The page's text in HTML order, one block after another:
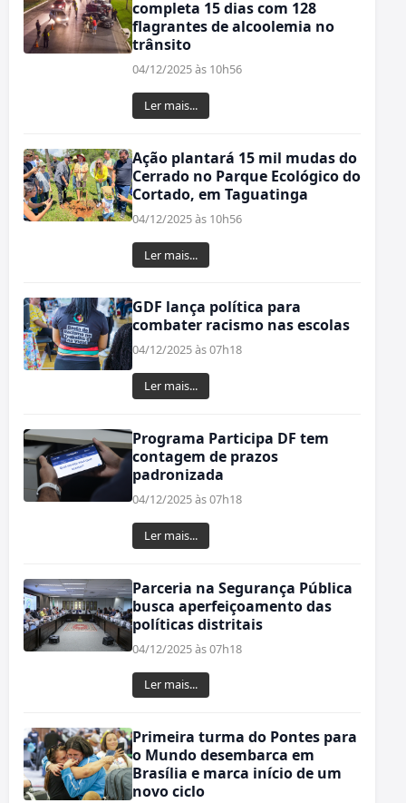
completa 15 dias com 128
flagrantes de alcoolemia no
trânsito
04/12/2025 às 10h56
Ler mais...
Ação plantará 15 mil mudas do
Cerrado no Parque Ecológico do
Cortado, em Taguatinga
04/12/2025 às 10h56
Ler mais...
GDF lança política para
combater racismo nas escolas
04/12/2025 às 07h18
Ler mais...
Programa Participa DF tem
contagem de prazos
padronizada
04/12/2025 às 07h18
Ler mais...
Parceria na Segurança Pública
busca aperfeiçoamento das
políticas distritais
04/12/2025 às 07h18
Ler mais...
Primeira turma do Pontes para
o Mundo desembarca em
Brasília e marca início de um
novo ciclo